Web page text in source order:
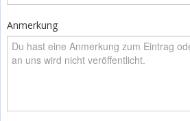
Anmerkung